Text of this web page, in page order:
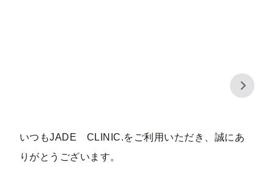
いつもJADE CLINIC.をご利用いただき、誠にあ
りがとうございます。